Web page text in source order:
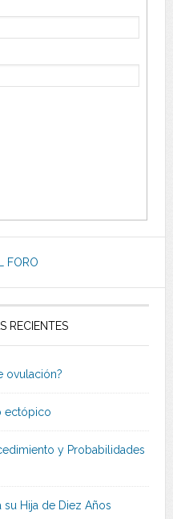
FORO
RECIENTES
ovulación?
ectópico
y Probabilidades
su Hija de Diez Años